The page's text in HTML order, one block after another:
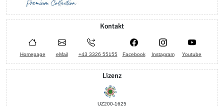
Kontakt
Homepage eMail +43 3326 55155 Facebook Instagram Youtube
Lizenz
UZ200-1625